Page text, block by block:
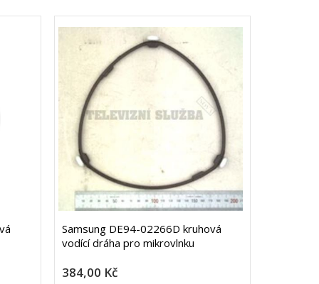
Samsung DE94-02266D kruhová
vodící dráha pro mikrovlnku
384,00 Kč